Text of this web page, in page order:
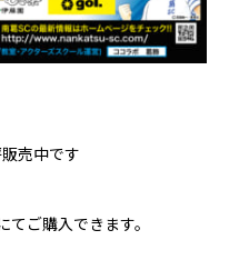
売中です
ご購入できます。